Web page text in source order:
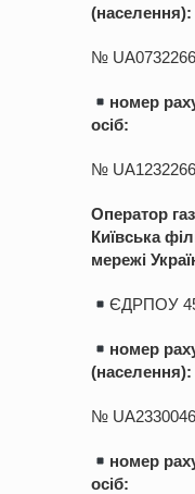
(населення):
№
номер
осіб:
№
Оператор
Київська
мережі
ЄДРПОУ
номер
(населення):
№
номер
осіб: